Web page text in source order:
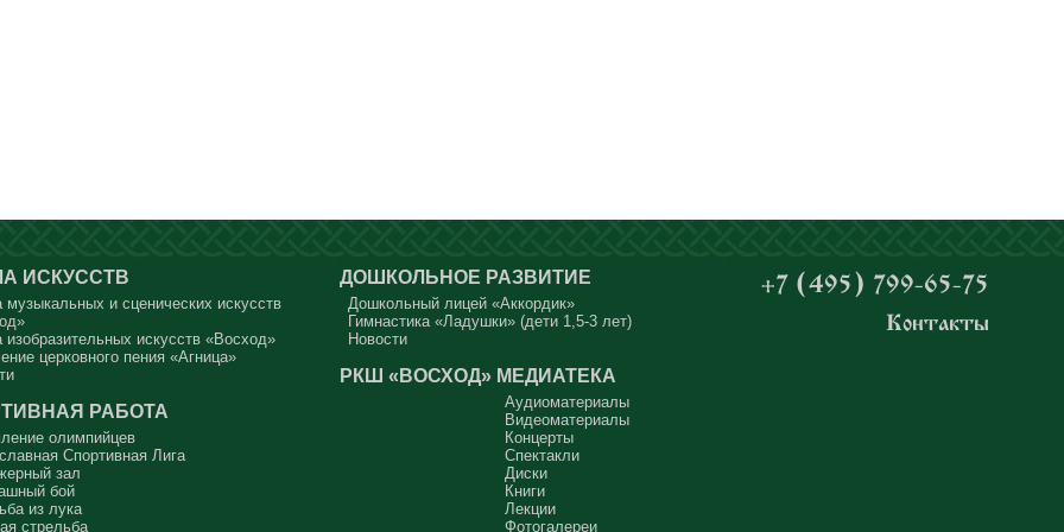
ИСКУССТВ
и сценических искусств
искусств «Восход»
церковного пения «Агница»
РАБОТА
олимпийцев
Спортивная Лига
зал
бой
из лука
стрельба
ДОШКОЛЬНОЕ РАЗВИТИЕ
Дошкольный лицей «Аккордик»
Гимнастика «Ладушки» (дети 1,5-3 лет)
Новости
РКШ «ВОСХОД» МЕДИАТЕКА
Аудиоматериалы
Видеоматериалы
Концерты
Спектакли
Диски
Книги
Лекции
Фотогалереи
+7 (495) 799-65-75
Контакты